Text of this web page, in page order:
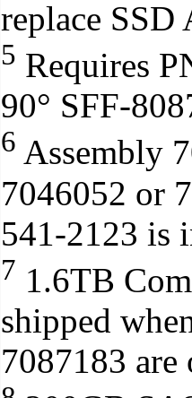
replace SSD
5 Requires
90° SFF-
6 Assembly
7046052 or
541-2123 is
7 1.6TB
shipped
7087183 are